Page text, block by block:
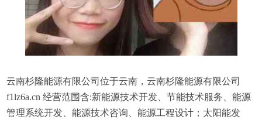
云南杉隆能源有限公司位于云南，云南杉隆能源有限公司
f1lz6a.cn 经营范围含:新能源技术开发、节能技术服务、能源
管理系统开发、能源技术咨询、能源工程设计；太阳能发